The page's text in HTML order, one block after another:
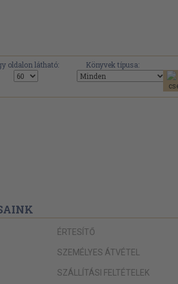
oldalon látható: Könyvek típusa:
ÉRTESÍTŐ
SZEMÉLYES ÁTVÉTEL
SZÁLLÍTÁSI FELTÉTELEK